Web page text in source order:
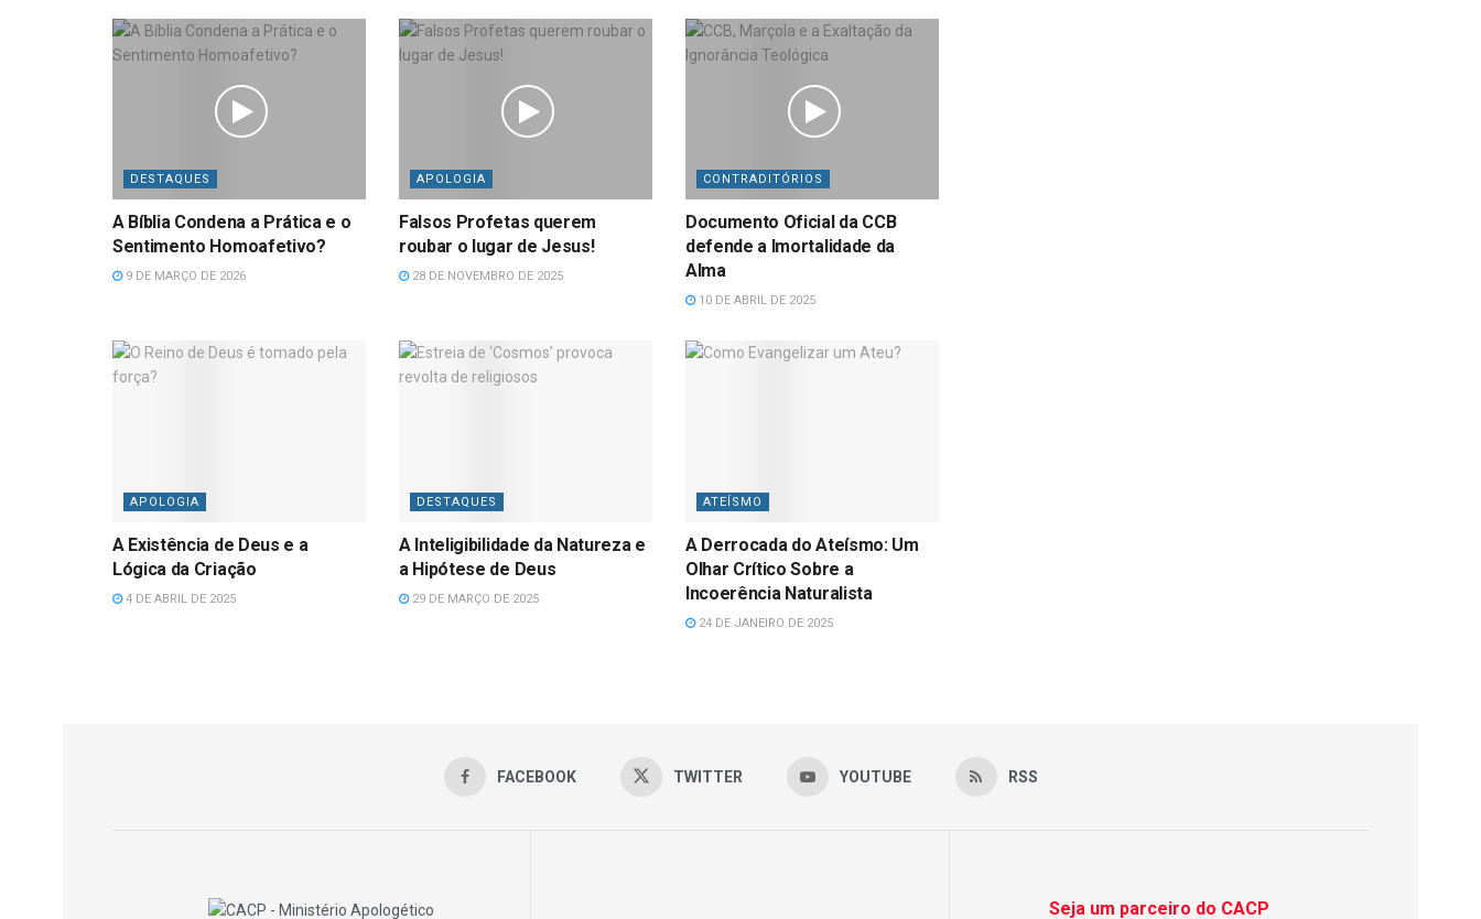
DESTAQUES
A Bíblia Condena a Prática e o
Sentimento Homoafetivo?
9 DE MARÇO DE 2026
APOLOGIA
Falsos Profetas querem
roubar o lugar de Jesus!
28 DE NOVEMBRO DE 2025
CONTRADITÓRIOS
Documento Oficial da CCB
defende a Imortalidade da
Alma
10 DE ABRIL DE 2025
APOLOGIA
A Existência de Deus e a
Lógica da Criação
4 DE ABRIL DE 2025
DESTAQUES
A Inteligibilidade da Natureza e
a Hipótese de Deus
29 DE MARÇO DE 2025
ATEÍSMO
A Derrocada do Ateísmo: Um
Olhar Crítico Sobre a
Incoerência Naturalista
24 DE JANEIRO DE 2025
FACEBOOK TWITTER YOUTUBE RSS
Seja um parceiro do CACP